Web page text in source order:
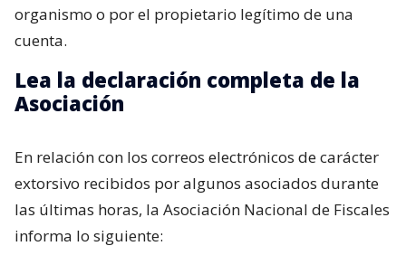
organismo o por el propietario legítimo de una
cuenta.
Lea la declaración completa de la
Asociación
En relación con los correos electrónicos de carácter
extorsivo recibidos por algunos asociados durante
las últimas horas, la Asociación Nacional de Fiscales
informa lo siguiente: